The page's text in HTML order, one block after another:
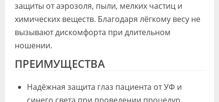
защиты от аэрозоля, пыли, мелких частиц и
химических веществ. Благодаря лёгкому весу не
вызывают дискомфорта при длительном
ношении.
ПРЕИМУЩЕСТВА
Надёжная защита глаз пациента от УФ и